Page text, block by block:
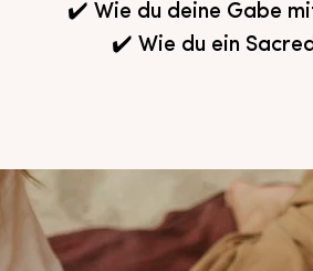
✔️ Wie du deine Gabe
✔️ Wie du ein